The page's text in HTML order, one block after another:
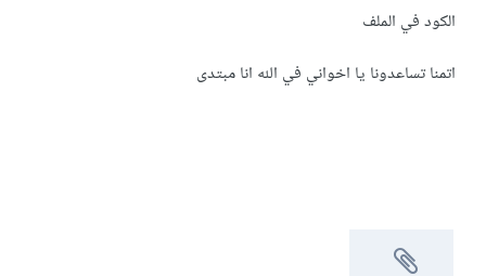
الكود في الملف
اتمنا تساعدونا يا اخواني في الله انا مبتدى